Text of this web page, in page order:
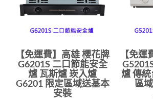
【免運費】高雄 櫻花牌
G6201S 二口節能安全
爐 瓦斯爐 崁入爐
G6201 限定區域送基本
安裝
【免運
爐 傳
區